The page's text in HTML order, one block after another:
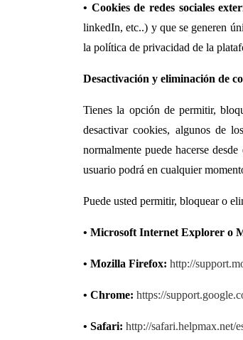
• Cookies de redes sociales
linkedIn, etc..) y que se generen
la política de privacidad de la
Desactivación y eliminación de
Tienes la opción de permitir,
desactivar cookies, algunos de
normalmente puede hacerse
usuario podrá en cualquier
Puede usted permitir, bloquear o
• Microsoft Internet Explorer o
• Mozilla Firefox: http://
• Chrome: https://
• Safari: http://safari.helpmax.net/